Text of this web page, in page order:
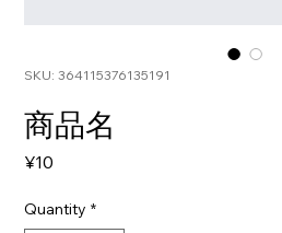
SKU: 364115376135191
商品名
¥10
Quantity *